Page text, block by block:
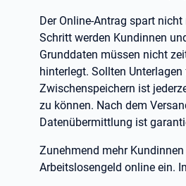
Der Online-Antrag spart
Schritt werden Kundinnen
Grunddaten müssen nicht
hinterlegt. Sollten
Zwischenspeichern ist
zu können. Nach dem
Datenübermittlung ist
Zunehmend mehr
Arbeitslosengeld online ein.